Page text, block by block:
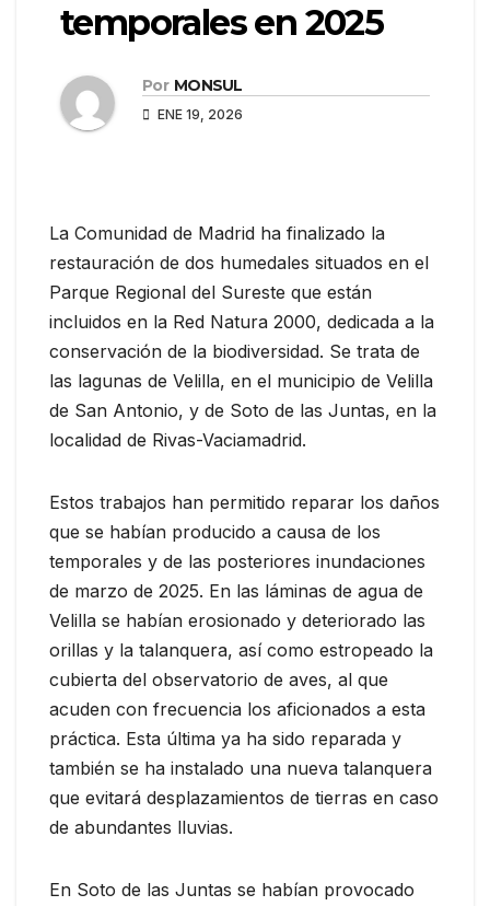
temporales en 2025
Por MONSUL
ENE 19, 2026
La Comunidad de Madrid ha finalizado la
restauración de dos humedales situados en el
Parque Regional del Sureste que están
incluidos en la Red Natura 2000, dedicada a la
conservación de la biodiversidad. Se trata de
las lagunas de Velilla, en el municipio de Velilla
de San Antonio, y de Soto de las Juntas, en la
localidad de Rivas-Vaciamadrid.
Estos trabajos han permitido reparar los daños
que se habían producido a causa de los
temporales y de las posteriores inundaciones
de marzo de 2025. En las láminas de agua de
Velilla se habían erosionado y deteriorado las
orillas y la talanquera, así como estropeado la
cubierta del observatorio de aves, al que
acuden con frecuencia los aficionados a esta
práctica. Esta última ya ha sido reparada y
también se ha instalado una nueva talanquera
que evitará desplazamientos de tierras en caso
de abundantes lluvias.
En Soto de las Juntas se habían provocado